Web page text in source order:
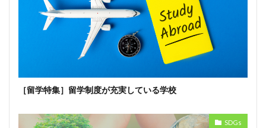
［留学特集］留学制度が充実している学校
SDGs